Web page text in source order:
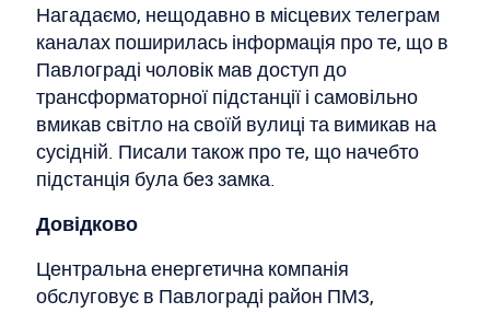
Нагадаємо, нещодавно в місцевих телеграм
каналах поширилась інформація про те, що в
Павлограді чоловік мав доступ до
трансформаторної підстанції і самовільно
вмикав світло на своїй вулиці та вимикав на
сусідній. Писали також про те, що начебто
підстанція була без замка.
Довідково
Центральна енергетична компанія
обслуговує в Павлограді район ПМЗ,